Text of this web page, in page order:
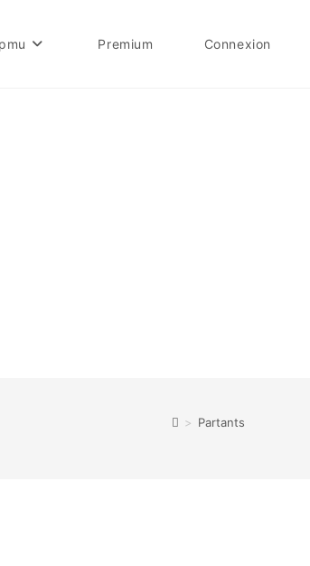
Premium Connexion
> Partants